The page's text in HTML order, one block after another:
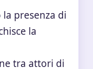
presenza di
la
tra attori di